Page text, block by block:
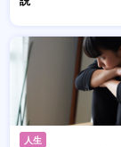
人生